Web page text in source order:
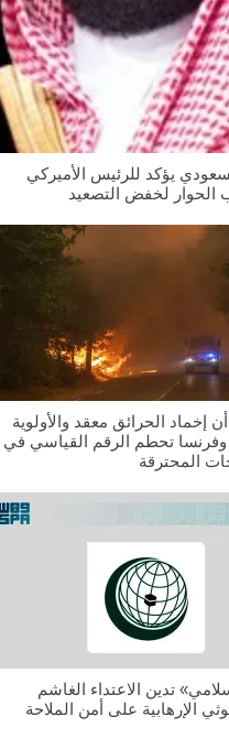
يؤكد للرئيس الأميركي
الحوار لخفض التصعيد
أن إخماد الحرائق معقد والأولوية
وفرنسا تحطم الرقم القياسي في
المحترقة
تدين الاعتداء الغاشم
الإرهابية على أمن الملاحة